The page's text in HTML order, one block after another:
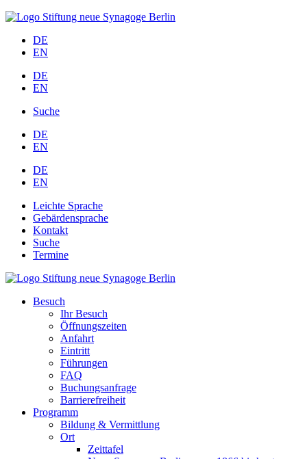
DE
EN
DE
EN
Suche
DE
EN
DE
EN
Leichte Sprache
Gebärdensprache
Kontakt
Suche
Termine
Besuch
Ihr Besuch
Öffnungszeiten
Anfahrt
Eintritt
Führungen
FAQ
Buchungsanfrage
Barrierefreiheit
Programm
Bildung & Vermittlung
Ort
Zeittafel